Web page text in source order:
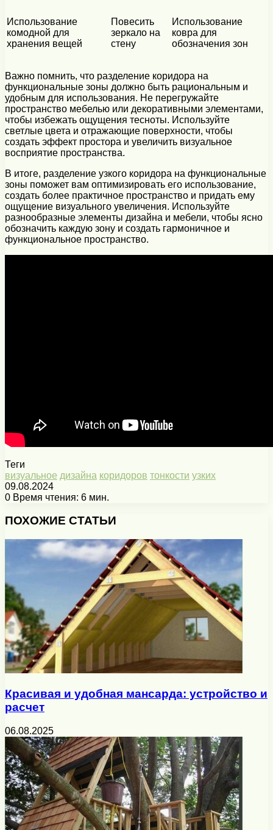
Использование
комодной для
хранения вещей
Повесить
зеркало на
стену
Использование
ковра для
обозначения зон
Важно помнить, что разделение коридора на
функциональные зоны должно быть рациональным и
удобным для использования. Не перегружайте
пространство мебелью или декоративными элементами,
чтобы избежать ощущения тесноты. Используйте
светлые цвета и отражающие поверхности, чтобы
создать эффект простора и увеличить визуальное
восприятие пространства.
В итоге, разделение узкого коридора на функциональные
зоны поможет вам оптимизировать его использование,
создать более практичное пространство и придать ему
ощущение визуального увеличения. Используйте
разнообразные элементы дизайна и мебели, чтобы ясно
обозначить каждую зону и создать гармоничное и
функциональное пространство.
Теги
визуальное дизайна коридоров тонкости узких
09.08.2024
0 Время чтения: 6 мин.
ПОХОЖИЕ СТАТЬИ
Красивая и удобная мансарда: устройство и
расчет
06.08.2025